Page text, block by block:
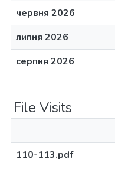
червня 2026
липня 2026
серпня 2026
File Visits
110-113.pdf